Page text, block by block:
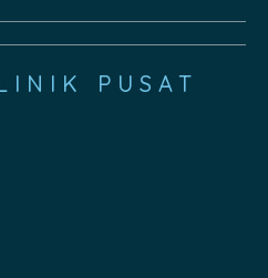
PUSAT